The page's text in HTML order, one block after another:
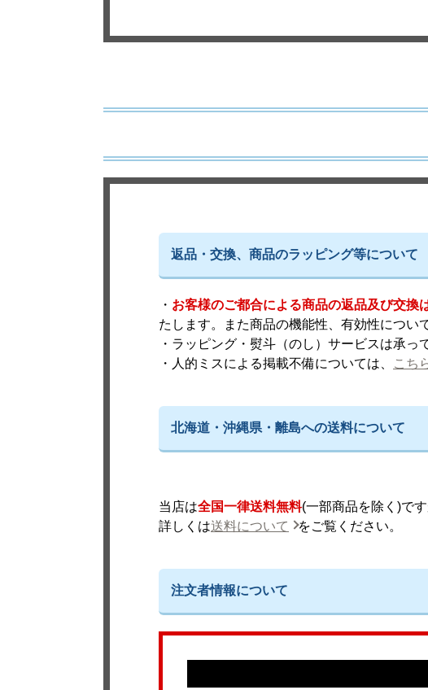
返品・交換、商品のラッピング等について
・ お客様のご都合による商品の返品及び交換
たします。また商品の機能性、有効性につい
・ラッピング・熨斗（のし）サービスは承っ
・人的ミスによる掲載不備については、
こち
北海道・沖縄県・離島への送料について
当店は全国一律送料無料(一部商品を除く)で
詳しくは送料について をご覧ください。
注文者情報について